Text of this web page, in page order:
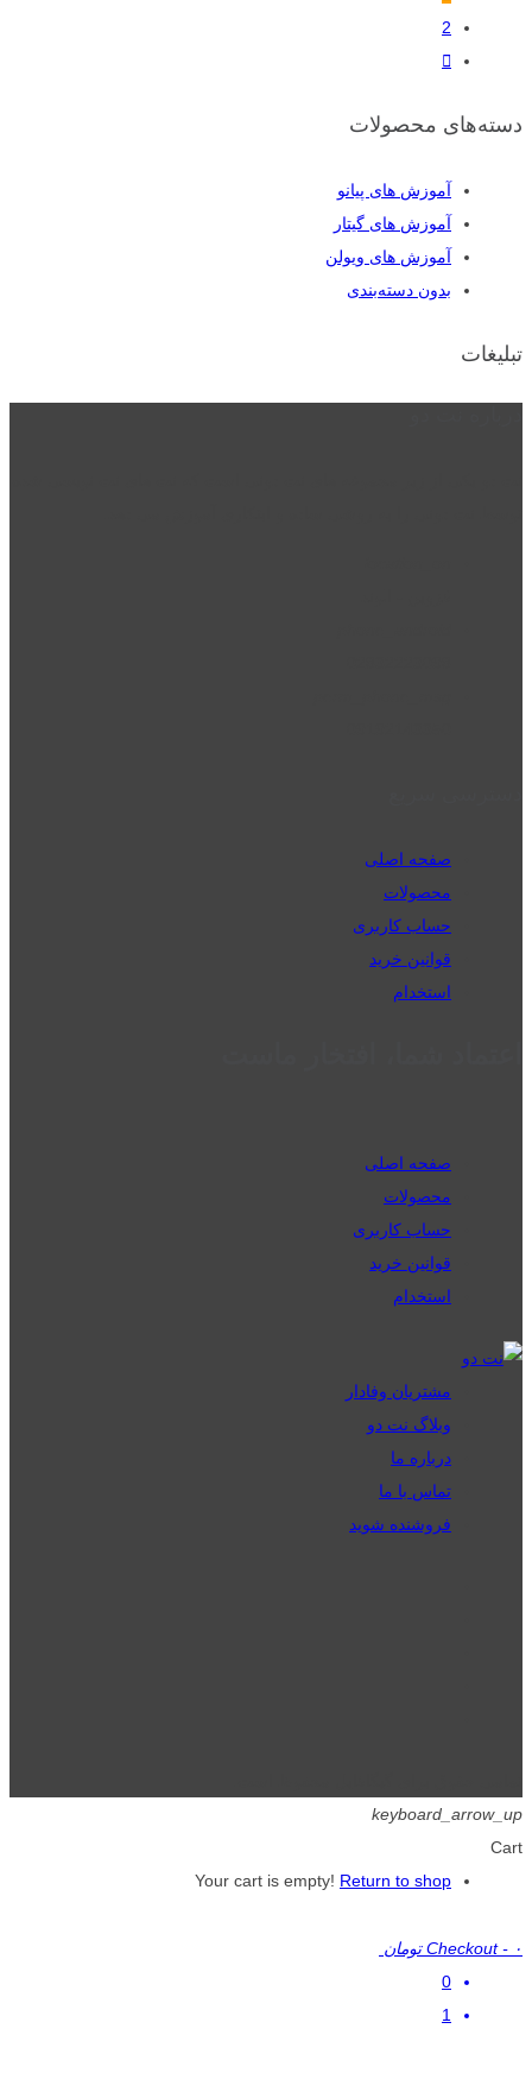
2
دسته‌های محصولات
آموزش های پیانو
آموزش های گیتار
آموزش های ویولن
بدون دسته‌بندی
تبلیغات
صفحه اصلی
محصولات
حساب کاربری
قوانین خرید
استخدام
صفحه اصلی
محصولات
حساب کاربری
قوانین خرید
استخدام
مشتریان وفادار
وبلاگ نت دو
درباره ما
تماس با ما
فروشنده شوید
keyboard_arrow_up
Cart
Your cart is empty! Return to shop
Checkout - ۰ تومان
0
1